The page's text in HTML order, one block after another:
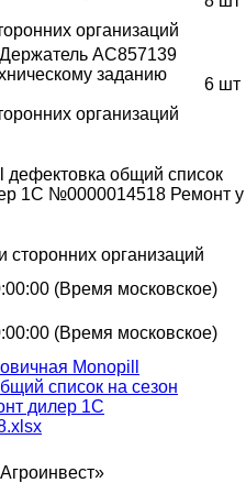
организаций
Держатель AC857139
заданию
организаций
6 шт
дефектовка общий список
1С №0000014518 Ремонт у
сторонних организаций
(Время московское)
(Время московское)
Monopill
список на сезон
дилер 1С